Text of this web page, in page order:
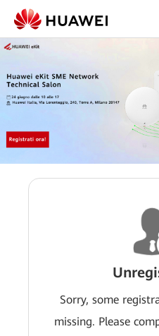
Sorry, some
missing. Please